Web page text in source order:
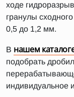
ходе
гранулы
0,5 до 1,2 мм.
В нашем
подобрать
индивидуальное